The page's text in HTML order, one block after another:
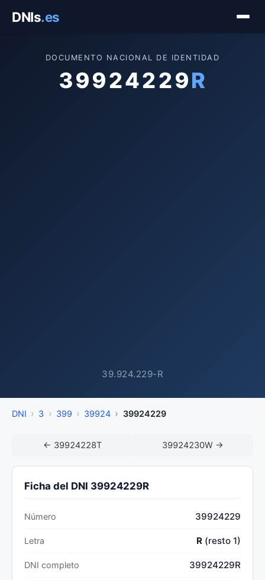
DNIs.es
DOCUMENTO NACIONAL DE IDENTIDAD
39924229R
39.924.229-R
DNI 3 399 39924 39924229
← 39924228T 39924230W →
Ficha del DNI 39924229R
Número 39924229
Letra R (resto 1)
DNI completo 39924229R